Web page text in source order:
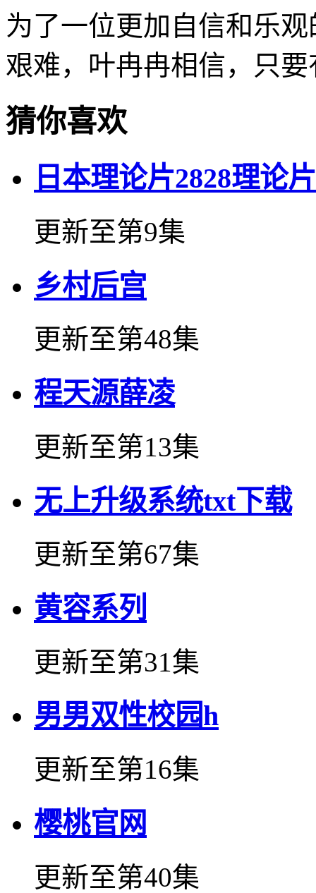
为了一位更加自信和乐
艰难，叶冉冉相信，只
猜你喜欢
日本理论片2828理论片
更新至第9集
乡村后宫
更新至第48集
程天源薛凌
更新至第13集
无上升级系统txt下载
更新至第67集
黄容系列
更新至第31集
男男双性校园h
更新至第16集
樱桃官网
更新至第40集